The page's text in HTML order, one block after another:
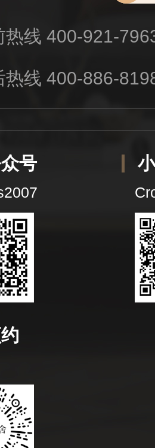
热线 400-921-
热线 400-886-
号